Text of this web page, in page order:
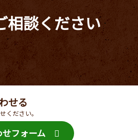
相談ください
せる
ください。
フォーム